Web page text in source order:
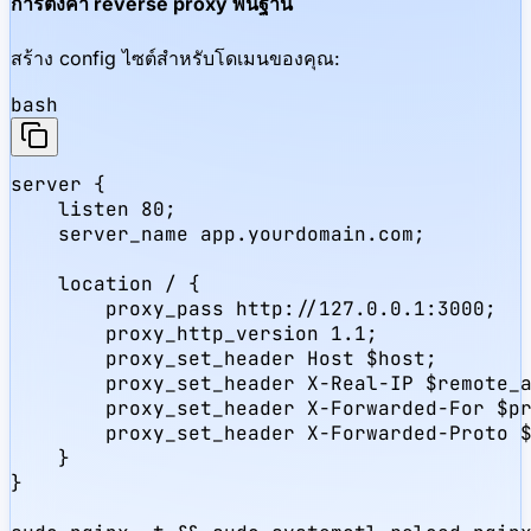
สร้าง config ไซต์สำหรับโดเมนของคุณ:
bash
server {
    listen 80;
    server_name app.yourdomain.com;
    location / {
        proxy_pass http://127.0.0.1:3000;
        proxy_http_version 1.1;
        proxy_set_header Host $host;
proxy_set_header X-Real-IP
proxy_set_header X-Forwarded-For
proxy_set_header X-Forwarded-Proto
    }
}